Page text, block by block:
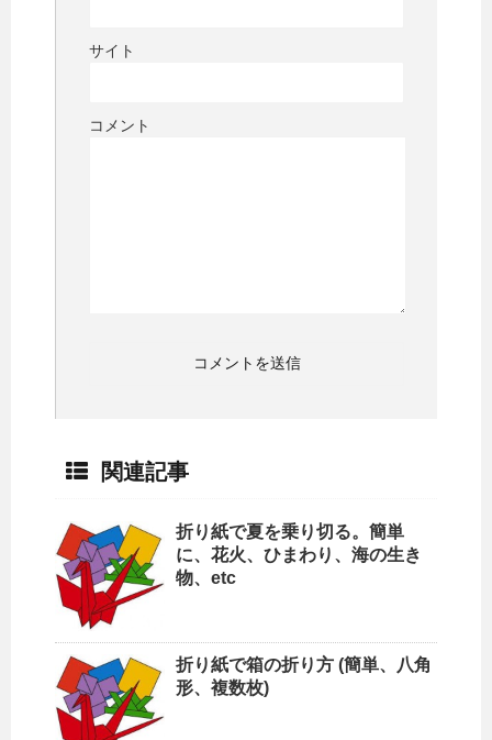
サイト
コメント
関連記事
折り紙で夏を乗り切る。簡単
に、花火、ひまわり、海の生き
物、etc
折り紙で箱の折り方 (簡単、八角
形、複数枚)